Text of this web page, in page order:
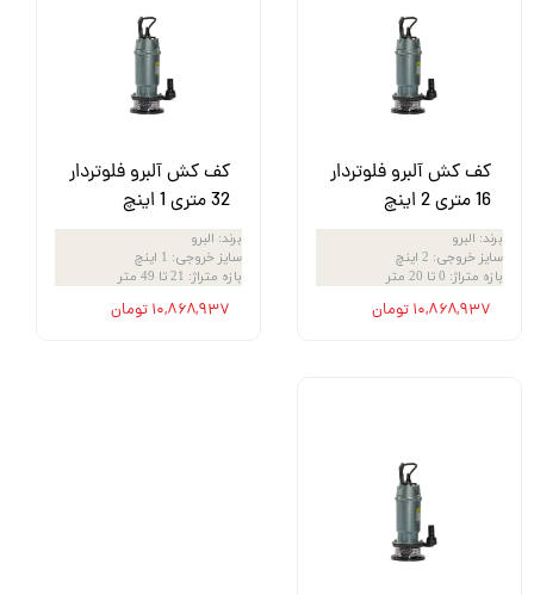
کف کش آلبرو فلوتردار
16 متری 2 اینچ
برند: البرو
سایز خروجی: 2 اینچ
بازه متراژ: 0 تا 20 متر
۱۰,۸۶۸,۹۳۷ تومان
کف کش آلبرو فلوتردار
32 متری 1 اینچ
برند: البرو
سایز خروجی: 1 اینچ
بازه متراژ: 21 تا 49 متر
۱۰,۸۶۸,۹۳۷ تومان